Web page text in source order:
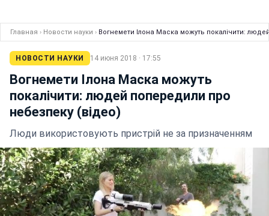
Главная › Новости науки › Вогнемети Ілона Маска можуть покалічити:
НОВОСТИ НАУКИ 14 июня 2018 · 17:55
Вогнемети Ілона Маска можуть
покалічити: людей попередили про
небезпеку (відео)
Люди використовують пристрій не за призначенням